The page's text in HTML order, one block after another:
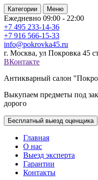
Категории Меню
Ежедневно 09:00 - 22:00
+7 495 233-14-36
+7 916 566-15-33
info@pokrovka45.ru
г. Москва, ул Покровка 45
ВКонтакте
Антикварный салон
Выкупаем предметы под
дорого
Бесплатный выезд оценщика
Главная
О нас
Выезд эксперта
Гарантии
Контакты